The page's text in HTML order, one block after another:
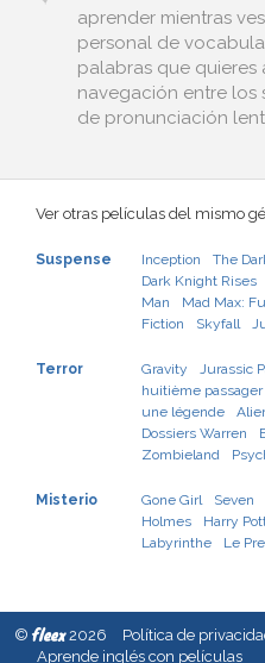
aprender mientras
personal de
palabras que quieres
navegación entre los
de pronunciación
Ver otras películas del mismo
Suspense Inception The
Dark Knight Rises
Man
Mad Max:
Fiction
Skyfall
Terror Gravity Jurassic
huitième passager
une légende
Dossiers Warren
Zombieland
Misterio Gone Girl Seven
Holmes
Harry
Labyrinthe
Le
© fleex2026 Política de
Aprende inglés con películas